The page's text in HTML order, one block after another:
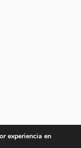
experiencia en